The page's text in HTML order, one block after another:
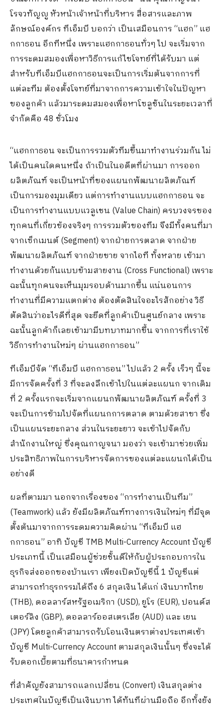
โรจวทัญญู หัวหน้าเจ้าหน้าที่บริหาร สื่อสารและภาพ
ลักษณ์องค์กร ทีเอ็มบี บอกว่า เป็นเสมือนการ “แฮก” แฮ
กกาธอน อีกทีหนึ่ง เพราะแฮกกาธอนทั่วๆ ไป จะเริ่มจาก
การระดมสมองเพื่อหาวิธีการแก้ไขโจทย์ที่ได้รับมา แต่
สำหรับทีเอ็มบีแฮกกาธอนจะเป็นการเริ่มต้นจากการที่
แต่ละทีม ต้องตั้งโจทย์ที่มาจากการความเข้าใจในปัญหา
ของลูกค้า แล้วมาระดมสมองเพื่อหาโซลูชันในระยะเวลาที่
จำกัดคือ 48 ชั่วโมง
“แฮกกาธอน จะเป็นการรวมตัวทีมขึ้นมาทำงานร่วมกัน ไม่
ได้เป็นคนใดคนหนึ่ง ถ้าเป็นในอดีตที่ผ่านมา การออก
ผลิตภัณฑ์ จะเป็นหน้าที่ของแผนกพัฒนาผลิตภัณฑ์
เป็นการมองมุมเดียว แต่การทำงานแบบแฮกกาธอน จะ
เป็นการทำงานแบบแวลูเชน (Value Chain) ครบวงจรของ
ทุกคนที่เกี่ยวข้องจริงๆ การรวมตัวของทีม จึงมีทั้งคนที่มา
จากเซ็กเมนต์ (Segment) จากฝ่ายการตลาด จากฝ่าย
พัฒนาผลิตภัณฑ์ จากฝ่ายขาย จากไอที ทั้งหลาย เข้ามา
ทำงานด้วยกันแบบข้ามสายงาน (Cross Functional) เพราะ
ฉะนั้นทุกคนจะเห็นมุมรอบด้านมากขึ้น แน่นอนการ
ทำงานที่มีความแตกต่าง ต้องตัดสินใจอะไรสักอย่าง วิธี
ตัดสินว่าอะไรดีที่สุด จะยึดที่ลูกค้าเป็นศูนย์กลาง เพราะ
ฉะนั้นลูกค้าก็เลยเข้ามามีบทบาทมากขึ้น จากการที่เราใช้
วิธีการทำงานใหม่ๆ ผ่านแฮกกาธอน”
ทีเอ็มบีจัด “ทีเอ็มบี แฮกกาธอน” ไปแล้ว 2 ครั้ง เร็วๆ นี้จะ
มีการจัดครั้งที่ 3 ที่จะลงลึกเข้าไปในแต่ละแผนก จากเดิม
ที่ 2 ครั้งแรกจะเริ่มจากแผนกพัฒนาผลิตภัณฑ์ ครั้งที่ 3
จะเป็นการข้ามไปจัดที่แผนกการตลาด ตามด้วยสาขา ซึ่ง
เป็นแผนระยะกลาง ส่วนในระยะยาว จะเข้าไปจัดกับ
สำนักงานใหญ่ ซึ่งคุณกาญจนา มองว่า จะเข้ามาช่วยเพิ่ม
ประสิทธิภาพในการบริหารจัดการของแต่ละแผนกได้เป็น
อย่างดี
ผลที่ตามมา นอกจากเรื่องของ “การทำงานเป็นทีม”
(Teamwork) แล้ว ยังมีผลิตภัณฑ์ทางการเงินใหม่ๆ ที่มีจุด
ตั้งต้นมาจากการระดมความคิดผ่าน “ทีเอ็มบี แฮ
กกาธอน” อาทิ บัญชี TMB Multi-Currency Account บัญชี
ประเภทนี้ เป็นเสมือนผู้ช่วยชั้นดีให้กับผู้ประกอบการใน
ธุรกิจส่งออกของบ้านเรา เพียงเปิดบัญชีนี้ 1 บัญชีแต่
สามารถทำธุรกรรมได้ถึง 6 สกุลเงิน ได้แก่ เงินบาทไทย
(THB), ดอลลาร์สหรัฐอเมริกา (USD), ยูโร (EUR), ปอนด์ส
เตอร์ลิง (GBP), ดอลลาร์ออสเตรเลีย (AUD) และ เยน
(JPY) โดยลูกค้าสามารถรับโอนเงินตราต่างประเทศเข้า
บัญชี Multi-Currency Account ตามสกุลเงินนั้นๆ ซึ่งจะได้
รับดอกเบี้ยตามที่ธนาคารกำหนด
ที่สำคัญยังสามารถแลกเปลี่ยน (Convert) เงินสกุลต่าง
ประเทศในบัญชีเป็นเงินบาท ได้ทันทีผ่านมือถือ อีกทั้งยัง